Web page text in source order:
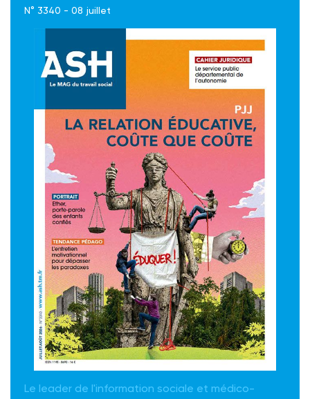
N° 3340 - 08 juillet
Le leader de l'information sociale et médico-